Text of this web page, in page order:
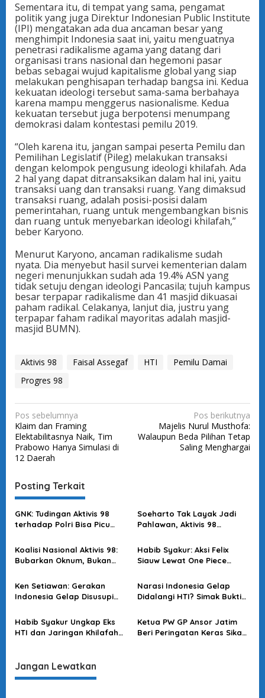
Sementara itu, di tempat yang sama, pengamat
politik yang juga Direktur Indonesian Public Institute
(IPI) mengatakan ada dua ancaman besar yang
menghimpit Indonesia saat ini, yaitu menguatnya
penetrasi radikalisme agama yang datang dari
organisasi trans nasional dan hegemoni pasar
bebas sebagai wujud kapitalisme global yang siap
melakukan penghisapan terhadap bangsa ini. Kedua
kekuatan ideologi tersebut sama-sama berbahaya
karena mampu menggerus nasionalisme. Kedua
kekuatan tersebut juga berpotensi menumpang
demokrasi dalam kontestasi pemilu 2019.
“Oleh karena itu, jangan sampai peserta Pemilu dan
Pemilihan Legislatif (Pileg) melakukan transaksi
dengan kelompok pengusung ideologi khilafah. Ada
2 hal yang dapat ditransaksikan dalam hal ini, yaitu
transaksi uang dan transaksi ruang. Yang dimaksud
transaksi ruang, adalah posisi-posisi dalam
pemerintahan, ruang untuk mengembangkan bisnis
dan ruang untuk menyebarkan ideologi khilafah,”
beber Karyono.
Menurut Karyono, ancaman radikalisme sudah
nyata. Dia menyebut hasil survei kementerian dalam
negeri menunjukkan sudah ada 19.4% ASN yang
tidak setuju dengan ideologi Pancasila; tujuh kampus
besar terpapar radikalisme dan 41 masjid dikuasai
paham radikal. Celakanya, lanjut dia, justru yang
terpapar faham radikal mayoritas adalah masjid-
masjid BUMN).
Aktivis 98 Faisal Assegaf HTI
Pemilu Damai
Progres 98
N
a
v
i
g
a
s
i
p
o
s
Pos sebelumnya
Klaim dan Framing
Elektabilitasnya Naik, Tim
Prabowo Hanya Simulasi di
12 Daerah
Pos berikutnya
Majelis Nurul Musthofa:
Walaupun Beda Pilihan Tetap
Saling Menghargai
Posting Terkait
GNK: Tudingan Aktivis 98
terhadap Polri Bisa Picu
Soeharto Tak Layak Jadi
Pahlawan, Aktivis 98
Bicara
Koalisi Nasional Aktivis 98:
Bubarkan Oknum, Bukan
Habib Syakur: Aksi Felix
Siauw Lewat One Piece
Baliknya
Ken Setiawan: Gerakan
Indonesia Gelap Disusupi
Demi Propaganda Khilafah
Narasi Indonesia Gelap
Didalangi HTI? Simak Bukti
Habib Syakur Ungkap Eks
HTI dan Jaringan Khilafah
Ketua PW GP Ansor Jatim
Beri Peringatan Keras Sikapi
Jangan Lewatkan